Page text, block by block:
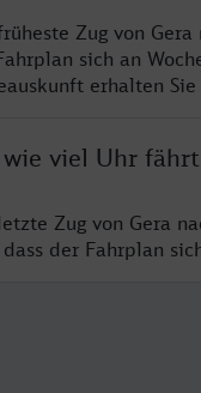
Zug von
sich an
erhalten
wie viel Uhr
Zug von Gera
der Fahrplan